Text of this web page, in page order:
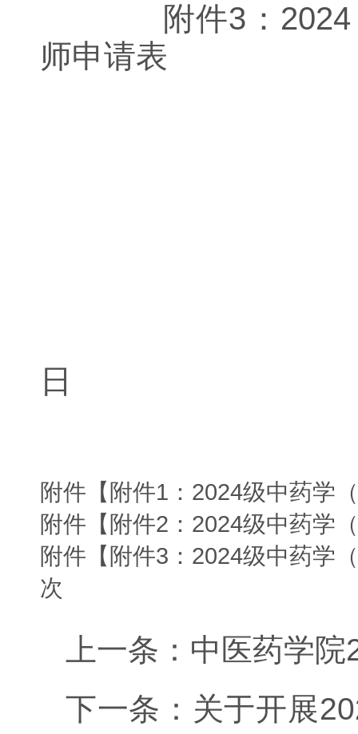
附件3：2024 级
师申请表
日
附件【附件1：2024级中药学
附件【附件2：2024级中药学
附件【附件3：2024级中药学
次
上一条： 中医药学院
下一条： 关于开展